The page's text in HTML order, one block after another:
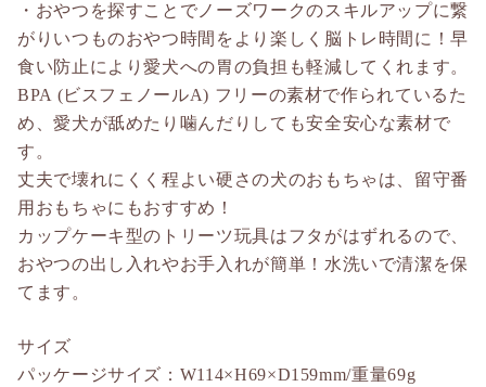
・おやつを探すことでノーズワークのスキルアップに繋
がりいつものおやつ時間をより楽しく脳トレ時間に！早
食い防止により愛犬への胃の負担も軽減してくれます。
BPA (ビスフェノールA) フリーの素材で作られているた
め、愛犬が舐めたり噛んだりしても安全安心な素材で
す。
丈夫で壊れにくく程よい硬さの犬のおもちゃは、留守番
用おもちゃにもおすすめ！
カップケーキ型のトリーツ玩具はフタがはずれるので、
おやつの出し入れやお手入れが簡単！水洗いで清潔を保
てます。
サイズ
パッケージサイズ：W114×H69×D159mm/重量69g